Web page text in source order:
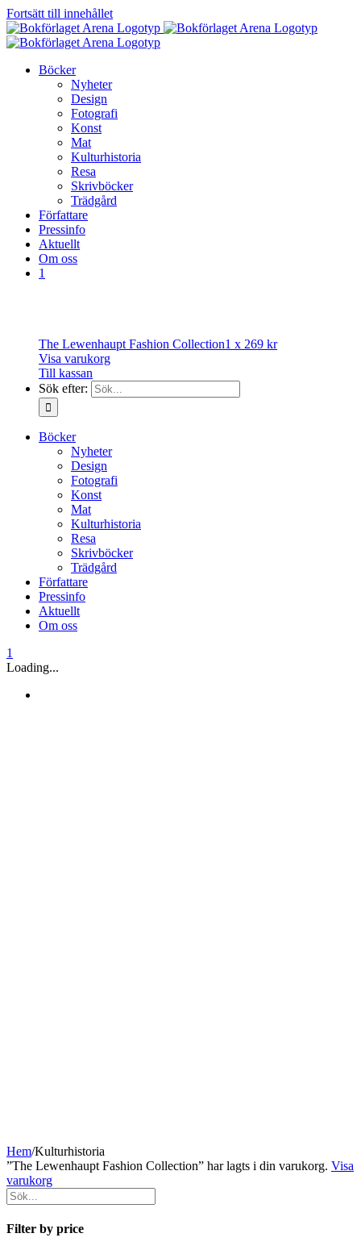
Fortsätt till innehållet
Böcker
Nyheter
Design
Fotografi
Konst
Mat
Kulturhistoria
Resa
Skrivböcker
Trädgård
Författare
Pressinfo
Aktuellt
Om oss
1
The Lewenhaupt Fashion Collection1 x 269 kr
Visa varukorg
Till kassan
Sök efter:
Böcker
Nyheter
Design
Fotografi
Konst
Mat
Kulturhistoria
Resa
Skrivböcker
Trädgård
Författare
Pressinfo
Aktuellt
Om oss
1
Loading...
Hem/Kulturhistoria
”The Lewenhaupt Fashion Collection” har lagts i din varukorg. Visa
varukorg
Filter by price